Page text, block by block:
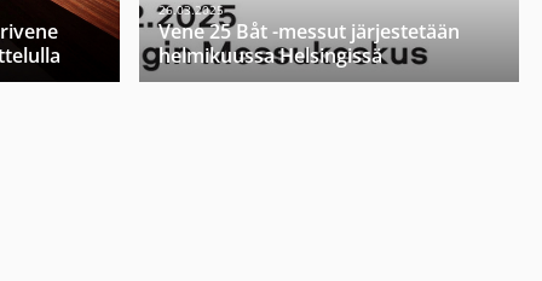
26.03.2025
Vene 25 Båt -messut järjestetään
helmikuussa Helsingissä